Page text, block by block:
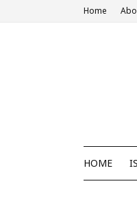
Home
HOME